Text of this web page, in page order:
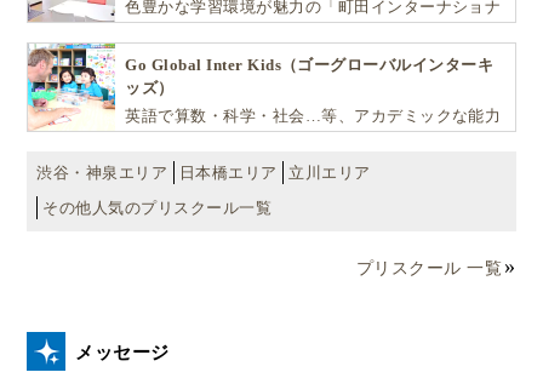
色豊かな学習環境が魅力の「町田インターナショナ
Go Global Inter Kids（ゴーグローバルインターキ
ッズ）
英語で算数・科学・社会…等、アカデミックな能力
を育む少人数制のプリスクールです。
渋谷・神泉エリア 日本橋エリア
立川エリア
その他人気のプリスクール一覧
プリスクール 一覧
メッセージ